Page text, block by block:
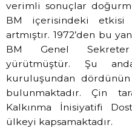
verimli sonuçlar
BM içerisindeki
artmıştır. 1972’den bu
BM Genel Sekreter
yürütmüştür. Şu
kuruluşundan
bulunmaktadır. Çin
Kalkınma İnisiyatifi
ülkeyi kapsamaktadır.